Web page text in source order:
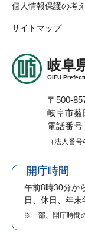
個人情報保護の考
サイトマップ
岐阜
GIFU
〒500-
岐阜市薮
電話番
（法人番
開庁時間
午前8時30分か
日、休日、年末
※一部、開庁時間